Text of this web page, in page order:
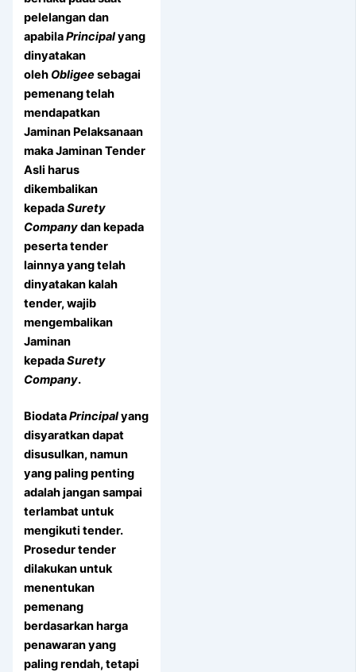
pelelangan dan
apabilaPrincipalyang
dinyatakan
oleh Obligeesebagai
pemenang telah
mendapatkan
Jaminan Pelaksanaan
maka Jaminan Tender
Asli harus
dikembalikan
kepadaSurety
Companydan kepada
peserta tender
lainnya yang telah
dinyatakan kalah
tender, wajib
mengembalikan
Jaminan
kepadaSurety
Company.
BiodataPrincipalyang
disyaratkan dapat
disusulkan, namun
yang paling penting
adalah jangan sampai
terlambat untuk
mengikuti tender.
Prosedur tender
dilakukan untuk
menentukan
pemenang
berdasarkan harga
penawaran yang
paling rendah, tetapi